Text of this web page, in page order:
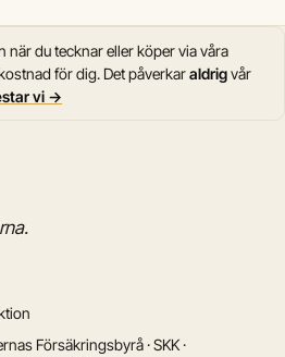
när du tecknar eller köper via våra
för dig. Det påverkaraldrigvår
vi →
Försäkringsbyrå · SKK ·